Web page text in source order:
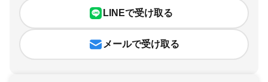
LINEで受け取る
メールで受け取る